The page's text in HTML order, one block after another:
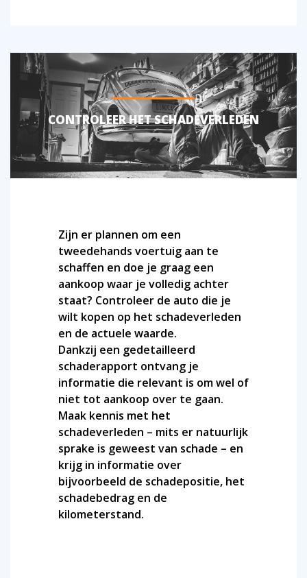
CONTROLEER HET SCHADEVERLEDEN
Zijn er plannen om een
tweedehands voertuig aan te
schaffen en doe je graag een
aankoop waar je volledig achter
staat? Controleer de auto die je
wilt kopen op het schadeverleden
en de actuele waarde.
Dankzij een gedetailleerd
schaderapport ontvang je
informatie die relevant is om wel of
niet tot aankoop over te gaan.
Maak kennis met het
schadeverleden – mits er natuurlijk
sprake is geweest van schade – en
krijg in informatie over
bijvoorbeeld de schadepositie, het
schadebedrag en de
kilometerstand.